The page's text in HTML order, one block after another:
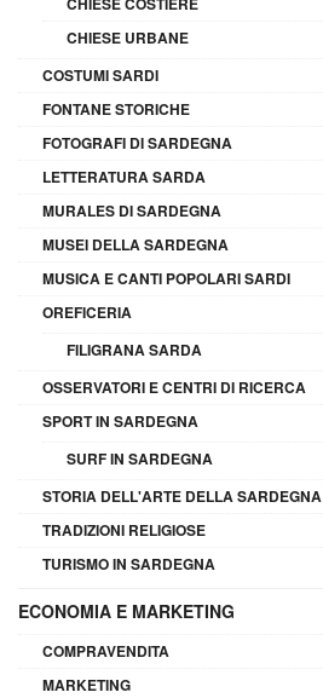
CHIESE URBANE
COSTUMI SARDI
FONTANE STORICHE
FOTOGRAFI DI SARDEGNA
LETTERATURA SARDA
MURALES DI SARDEGNA
MUSEI DELLA SARDEGNA
MUSICA E CANTI POPOLARI SARDI
OREFICERIA
FILIGRANA SARDA
OSSERVATORI E CENTRI DI RICERCA
SPORT IN SARDEGNA
SURF IN SARDEGNA
STORIA DELL'ARTE DELLA SARDEGNA
TRADIZIONI RELIGIOSE
TURISMO IN SARDEGNA
ECONOMIA E MARKETING
COMPRAVENDITA
MARKETING